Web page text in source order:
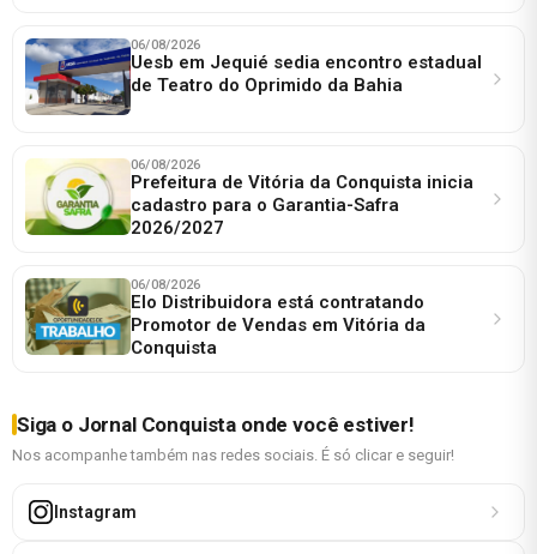
06/08/2026
Uesb em Jequié sedia encontro estadual
de Teatro do Oprimido da Bahia
06/08/2026
Prefeitura de Vitória da Conquista inicia
cadastro para o Garantia-Safra
2026/2027
06/08/2026
Elo Distribuidora está contratando
Promotor de Vendas em Vitória da
Conquista
Siga o Jornal Conquista onde você estiver!
Nos acompanhe também nas redes sociais. É só clicar e seguir!
Instagram